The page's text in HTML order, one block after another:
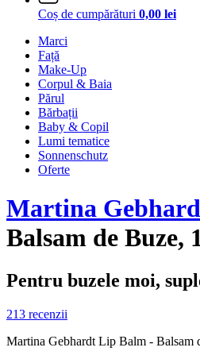
Coș de cumpărături 0,00 lei
Marci
Față
Make-Up
Corpul & Baia
Părul
Bărbații
Baby & Copil
Lumi tematice
Sonnenschutz
Oferte
Martina
Balsam de Buze,
Pentru buzele moi,
213 recenzii
Martina Gebhardt Lip Balm - Balsam